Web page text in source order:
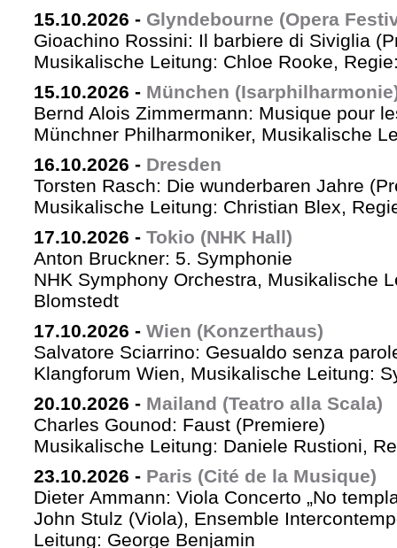
15.10.2026 - Glyndebourne (Opera
Gioachino Rossini: Il barbiere di Siviglia
Musikalische Leitung: Chloe Rooke,
15.10.2026 - München
Bernd Alois Zimmermann: Musique pour
Münchner Philharmoniker, Musikalische
16.10.2026 - Dresden
Torsten Rasch: Die wunderbaren Jahre
Musikalische Leitung: Christian Blex,
17.10.2026 - Tokio (NHK Hall)
Anton Bruckner: 5. Symphonie
NHK Symphony Orchestra, Musikalische
Blomstedt
17.10.2026 - Wien (Konzerthaus)
Salvatore Sciarrino: Gesualdo senza
Klangforum Wien, Musikalische Leitung:
20.10.2026 - Mailand (Teatro alla Scala)
Charles Gounod: Faust (Premiere)
Musikalische Leitung: Daniele Rustioni,
23.10.2026 - Paris (Cité de la Musique)
Dieter Ammann: Viola Concerto „No
John Stulz (Viola), Ensemble
Leitung: George Benjamin